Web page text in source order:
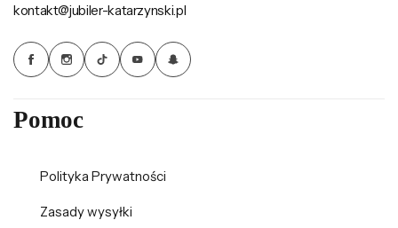
kontakt@jubiler-katarzynski.pl
Pomoc
Polityka Prywatności
Zasady wysyłki